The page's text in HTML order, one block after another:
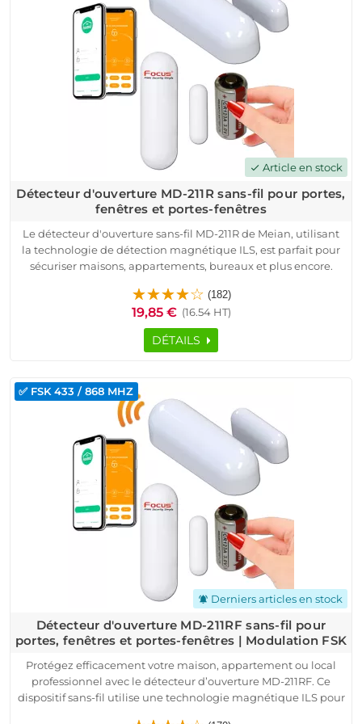
détecteur de mouvement pour assurer une tranquillité
d'esprit totale. Optez pour la qualité et la fiabilité avec ce
détecteur !
check Article en stock
Détecteur d'ouverture MD-211R sans-fil pour portes,
fenêtres et portes-fenêtres
Le détecteur d'ouverture sans-fil MD-211R de Meian, utilisant
la technologie de détection magnétique ILS, est parfait pour
sécuriser maisons, appartements, bureaux et plus encore.
dispositif offre une autonomie de 2-3 ans en usage standard.
Fonctionnant sur des fréquences de 433 MHz ou 868 MHz, il
transmet sur 150-200 mètres. Son système de modulation
sécurisée ASK multicanaux assure une protection
LED, il envoie des alertes en cas de problème. Installation
facile et surveillance à distance via une application mobile.
(182)
19,85 € (16.54 HT)
DÉTAILS
notifications_active Derniers articles en stock
✅ FSK 433 / 868 MHZ
Détecteur d'ouverture MD-211RF sans-fil pour
portes, fenêtres et portes-fenêtres | Modulation FSK
Protégez efficacement votre maison, appartement ou local
professionnel avec le détecteur d’ouverture MD-211RF. Ce
dispositif sans-fil utilise une technologie magnétique ILS pour